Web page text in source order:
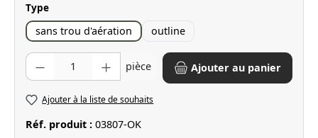
Sélectionnez
Type
sans trou d'aération outline
Quantité de produit : Entrez la quantité souhaitée ou utilisez les
pièce Ajouter au panier
Ajouter à la liste de souhaits
Réf. produit : 03807-OK